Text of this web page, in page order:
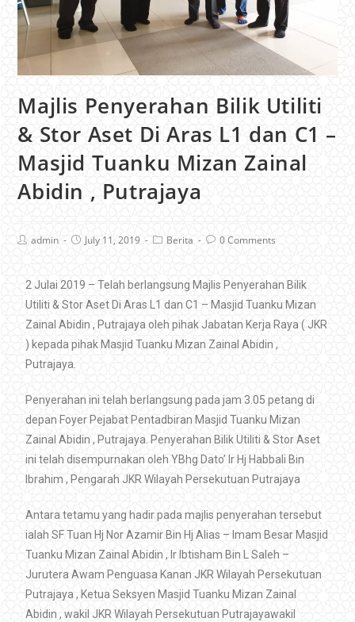
Majlis Penyerahan Bilik Utiliti
& Stor Aset Di Aras L1 dan C1 –
Masjid Tuanku Mizan Zainal
Abidin , Putrajaya
admin July 11, 2019 Berita 0 Comments
2 Julai 2019 – Telah berlangsung Majlis Penyerahan Bilik
Utiliti & Stor Aset Di Aras L1 dan C1 – Masjid Tuanku Mizan
Zainal Abidin , Putrajaya oleh pihak Jabatan Kerja Raya ( JKR
) kepada pihak Masjid Tuanku Mizan Zainal Abidin ,
Putrajaya.
Penyerahan ini telah berlangsung pada jam 3.05 petang di
depan Foyer Pejabat Pentadbiran Masjid Tuanku Mizan
Zainal Abidin , Putrajaya. Penyerahan Bilik Utiliti & Stor Aset
ini telah disempurnakan oleh YBhg Dato’ Ir Hj Habbali Bin
Ibrahim , Pengarah JKR Wilayah Persekutuan Putrajaya
Antara tetamu yang hadir pada majlis penyerahan tersebut
ialah SF Tuan Hj Nor Azamir Bin Hj Alias – Imam Besar Masjid
Tuanku Mizan Zainal Abidin , Ir Ibtisham Bin L Saleh –
Jurutera Awam Penguasa Kanan JKR Wilayah Persekutuan
Putrajaya , Ketua Seksyen Masjid Tuanku Mizan Zainal
Abidin , wakil JKR Wilayah Persekutuan Putrajayawakil